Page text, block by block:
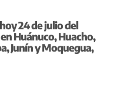
24 de julio del
Huánuco, Huacho,
Junín y Moquegua,